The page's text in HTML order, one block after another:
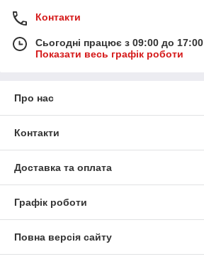
Контакти
Сьогодні працює з 09:00 до 17:00
Показати весь графік роботи
Про нас
Контакти
Доставка та оплата
Графік роботи
Повна версія сайту